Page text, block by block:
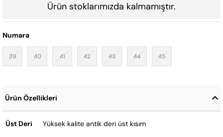
Ürün stoklarımızda kalmamıştır.
Numara
39 40 41 42 43 44 45
Ürün Özellikleri
Üst Deri
Yüksek kalite antik deri üst kısım